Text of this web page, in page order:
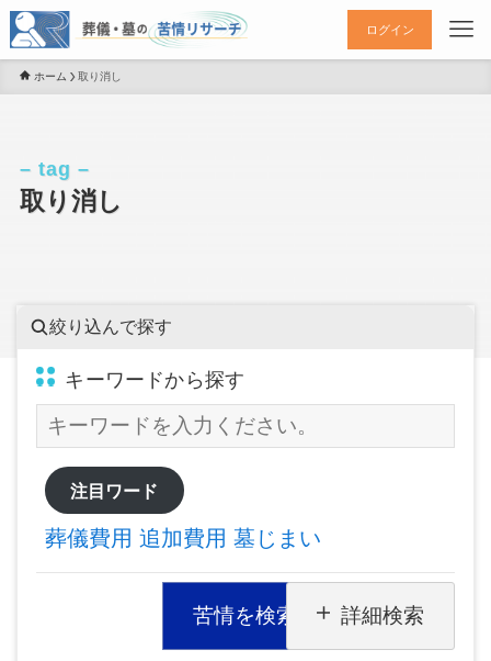
ログイン
ホーム 取り消し
取り消し
– tag –
絞り込んで探す
キーワードから探す
注目ワード
葬儀費用 追加費用 墓じまい
苦情を検索 詳細検索